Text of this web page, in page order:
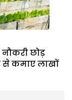
छोड़
से कमाए लाखों